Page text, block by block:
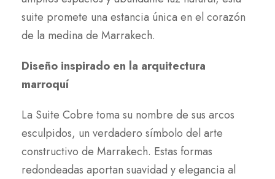
suite promete una estancia única en el corazón
de la medina de Marrakech.
Diseño inspirado en la arquitectura
marroquí
La Suite Cobre toma su nombre de sus arcos
esculpidos, un verdadero símbolo del arte
constructivo de Marrakech. Estas formas
redondeadas aportan suavidad y elegancia al